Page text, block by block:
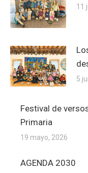
11
5
Festival de
Primaria
19 mayo, 2026
AGENDA 2030